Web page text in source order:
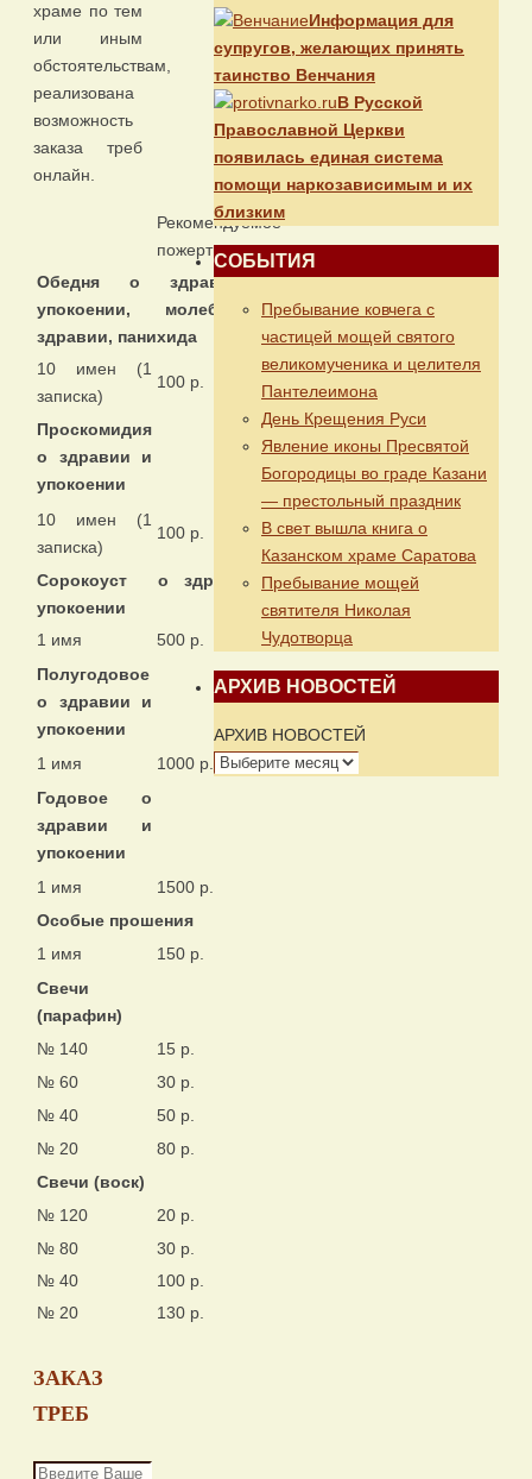
храме по тем
или иным
обстоятельствам,
реализована
возможность
заказа треб
онлайн.
Рекомендуемое
пожертвование
Обедня о здравии и
упокоении, молебен о
здравии, панихида
10 имен (1
записка)
100 р.
Проскомидия
о здравии и
упокоении
10 имен (1
записка)
100 р.
Сорокоуст о здравии и
упокоении
1 имя
500 р.
Полугодовое
о здравии и
упокоении
1 имя
1000 р.
Годовое о
здравии и
упокоении
1 имя
1500 р.
Особые прошения
1 имя
150 р.
Свечи
(парафин)
№ 140
15 р.
№ 60
30 р.
№ 40
50 р.
№ 20
80 р.
Свечи (воск)
№ 120
20 р.
№ 80
30 р.
№ 40
100 р.
№ 20
130 р.
ЗАКАЗ
ТРЕБ
Информация для
супругов, желающих принять
таинство Венчания
В Русской
Православной Церкви
появилась единая система
помощи наркозависимым и их
близким
СОБЫТИЯ
Пребывание ковчега с
частицей мощей святого
великомученика и целителя
Пантелеимона
День Крещения Руси
Явление иконы Пресвятой
Богородицы во граде Казани
— престольный праздник
В свет вышла книга о
Казанском храме Саратова
Пребывание мощей
святителя Николая
Чудотворца
АРХИВ НОВОСТЕЙ
АРХИВ НОВОСТЕЙ